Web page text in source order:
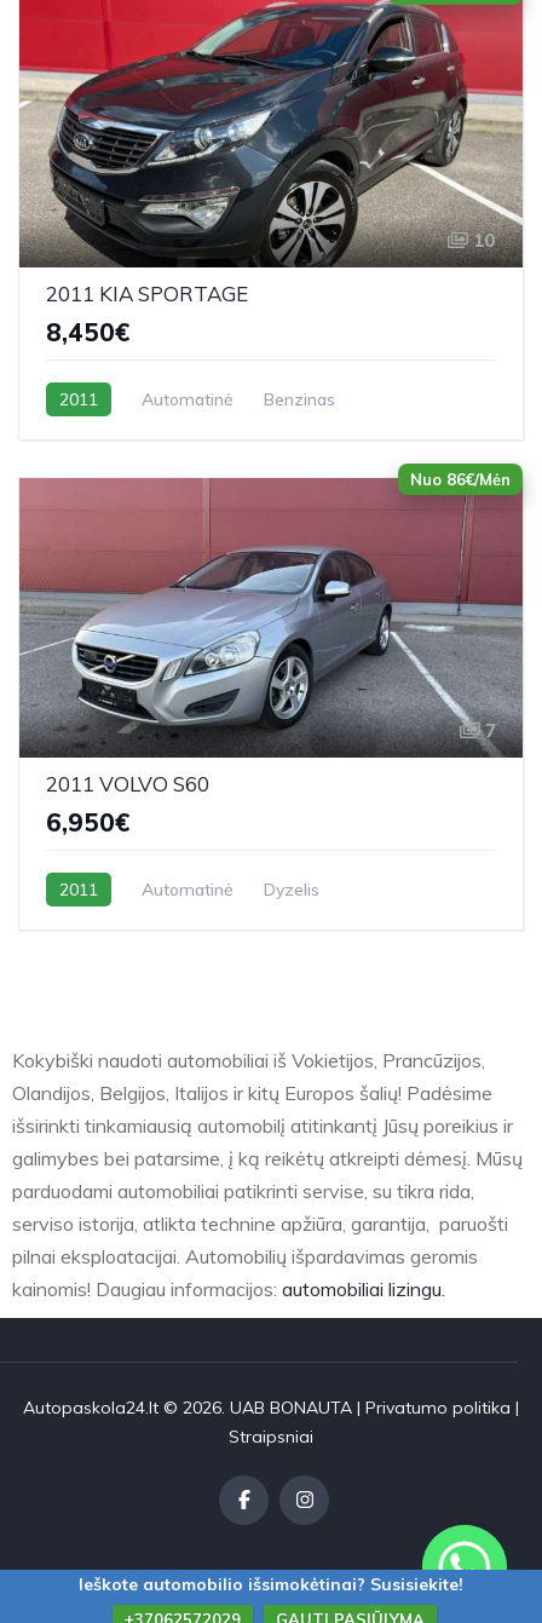
10
2011 KIA SPORTAGE
8,450€
2011 Automatinė Benzinas
Nuo 86€/Mėn
7
2011 VOLVO S60
6,950€
2011 Automatinė Dyzelis
Kokybiški naudoti automobiliai iš Vokietijos, Prancūzijos,
Olandijos, Belgijos, Italijos ir kitų Europos šalių! Padėsime
išsirinkti tinkamiausią automobilį atitinkantį Jūsų poreikius ir
galimybes bei patarsime, į ką reikėtų atkreipti dėmesį. Mūsų
parduodami automobiliai patikrinti servise, su tikra rida,
serviso istorija, atlikta technine apžiūra, garantija, paruošti
pilnai eksploatacijai. Automobilių išpardavimas geromis
kainomis! Daugiau informacijos: automobiliai lizingu.
Autopaskola24.lt © 2026. UAB BONAUTA | Privatumo politika |
Straipsniai
Ieškote automobilio išsimokėtinai? Susisiekite!